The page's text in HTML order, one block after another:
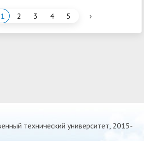
1 2 3 4 5 ›
технический университет, 2015-